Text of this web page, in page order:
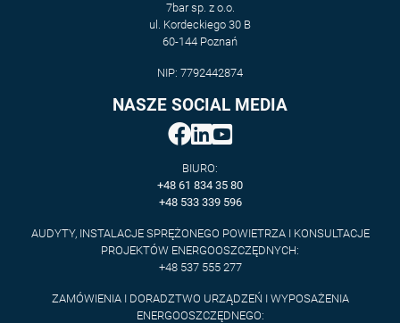
7bar sp. z o.o.
ul. Kordeckiego 30 B
60-144 Poznań
NIP: 7792442874
NASZE SOCIAL MEDIA
BIURO:
+48 61 834 35 80
+48 533 339 596
AUDYTY, INSTALACJE SPRĘŻONEGO POWIETRZA I KONSULTACJE
PROJEKTÓW ENERGOOSZCZĘDNYCH:
+48 537 555 277
ZAMÓWIENIA I DORADZTWO URZĄDZEŃ I WYPOSAŻENIA
ENERGOOSZCZĘDNEGO: